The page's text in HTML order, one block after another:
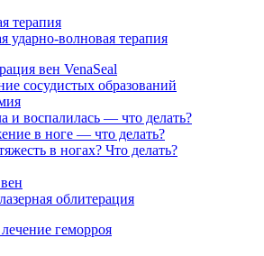
терапия
ударно-волновая терапия
вен VenaSeal
сосудистых образований
и воспалилась — что делать?
в ноге — что делать?
в ногах? Что делать?
облитерация
геморроя